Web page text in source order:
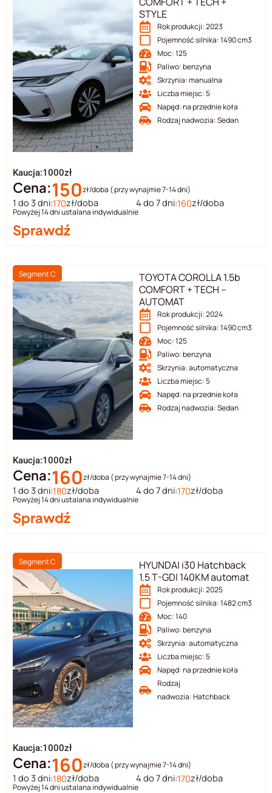
STYLE
Rok produkcji: 2023
Pojemność silnika: 1490 cm3
Moc: 125
Paliwo: benzyna
Skrzynia: manualna
Liczba miejsc: 5
Napęd: na przednie koła
Rodzaj nadwozia: Sedan
Kaucja:1000zł
Cena:150zł/doba ( przy wynajmie 7-14 dni)
1 do 3 dni:170zł/doba 4 do 7 dni:160zł/doba
Powyżej 14 dni ustalana indywidualnie
Sprawdź
Segment C
TOYOTA COROLLA 1.5b
COMFORT + TECH –
AUTOMAT
Rok produkcji: 2024
Pojemność silnika: 1490 cm3
Moc: 125
Paliwo: benzyna
Skrzynia: automatyczna
Liczba miejsc: 5
Napęd: na przednie koła
Rodzaj nadwozia: Sedan
Kaucja:1000zł
Cena:160zł/doba ( przy wynajmie 7-14 dni)
1 do 3 dni:180zł/doba 4 do 7 dni:170zł/doba
Powyżej 14 dni ustalana indywidualnie
Sprawdź
Segment C
HYUNDAI i30 Hatchback
1.5 T-GDI 140KM automat
Rok produkcji: 2025
Pojemność silnika: 1482 cm3
Moc: 140
Paliwo: benzyna
Skrzynia: automatyczna
Liczba miejsc: 5
Napęd: na przednie koła
Rodzaj
nadwozia: Hatchback
Kaucja:1000zł
Cena:160zł/doba ( przy wynajmie 7-14 dni)
1 do 3 dni:180zł/doba 4 do 7 dni:170zł/doba
Powyżej 14 dni ustalana indywidualnie